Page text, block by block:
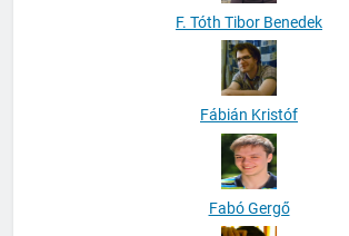
F. Tóth Tibor Benedek
Fábián Kristóf
Fabó Gergő